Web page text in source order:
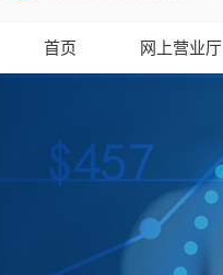
首页 网上营业厅